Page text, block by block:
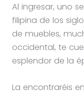
Al ingresar, uno
filipina de los
de muebles,
occidental, te
esplendor de la
La encontraréis